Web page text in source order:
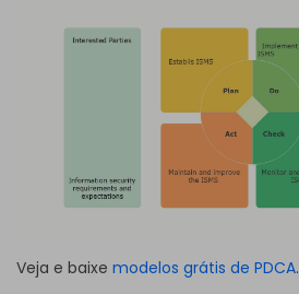
Veja e baixe modelos grátis de PDCA.